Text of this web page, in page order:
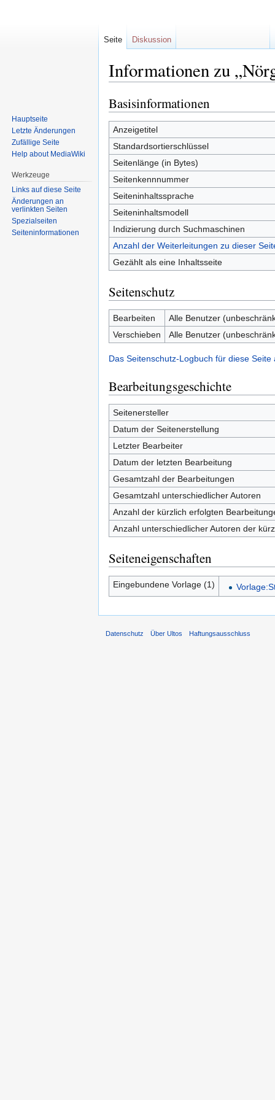
Informationen zu
Zur
Navigation
springen
Zur
Suche
springen
Basisinformationen
Anzeigetitel
Standardsortierschlüssel
Seitenlänge (in Bytes)
Seitenkennnummer
Seiteninhaltssprache
Seiteninhaltsmodell
Indizierung durch Suchmaschinen
Anzahl der Weiterleitungen zu dieser
Gezählt als eine Inhaltsseite
Seitenschutz
Bearbeiten
Alle Benutzer
Verschieben
Alle Benutzer
Das Seitenschutz-Logbuch für diese Seite
Bearbeitungsgeschichte
Seitenersteller
Datum der Seitenerstellung
Letzter Bearbeiter
Datum der letzten Bearbeitung
Gesamtzahl der Bearbeitungen
Gesamtzahl unterschiedlicher Autoren
Anzahl der kürzlich erfolgten
Anzahl unterschiedlicher Autoren der
Seiteneigenschaften
Eingebundene Vorlage (1)
Seite Diskussion
Hauptseite
Letzte Änderungen
Zufällige Seite
Help about MediaWiki
Werkzeuge
Links auf diese Seite
Änderungen an
verlinkten Seiten
Spezialseiten
Seiten­informationen
Datenschutz Über Ultos Haftungsausschluss